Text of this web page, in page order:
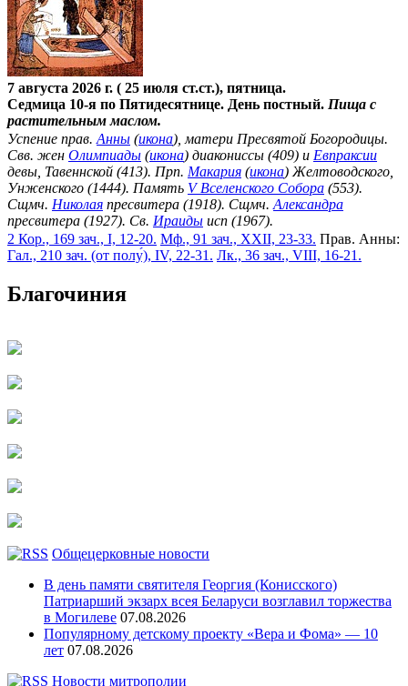
7 августа 2026 г. ( 25 июля ст.ст.), пятница.
Седмица 10-я по Пятидесятнице. День постный. Пища с
растительным маслом.
Успение прав. Анны (икона), матери Пресвятой Богородицы.
Свв. жен Олимпиады (икона) диакониссы (409) и Евпраксии
девы, Тавеннской (413). Прп. Макария (икона) Желтоводского,
Унженского (1444). Память V Вселенского Собора (553).
Сщмч. Николая пресвитера (1918). Сщмч. Александра
пресвитера (1927). Св. Ираиды исп (1967).
2 Кор., 169 зач., I, 12-20. Мф., 91 зач., XXII, 23-33. Прав. Анны:
Гал., 210 зач. (от полу́), IV, 22-31. Лк., 36 зач., VIII, 16-21.
Благочиния
Общецерковные новости
В день памяти святителя Георгия (Конисского)
Патриарший экзарх всея Беларуси возглавил торжества
в Могилеве 07.08.2026
Популярному детскому проекту «Вера и Фома» — 10
лет 07.08.2026
Новости митрополии